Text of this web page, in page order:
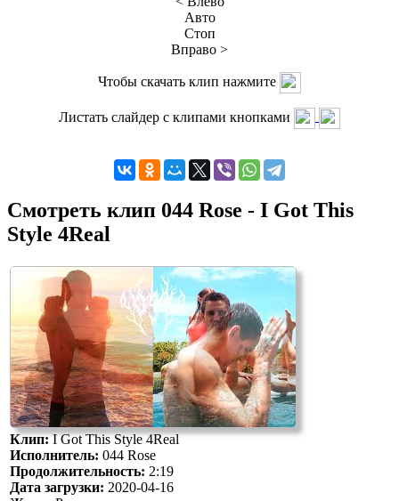
Авто
Стоп
Вправо >
Чтобы скачать клип нажмите
Листать слайдер с клипами кнопками
Смотреть клип 044 Rose - I Got This
Style 4Real
Клип:I Got This Style 4Real
Исполнитель: 044 Rose
Продолжительность: 2:19
Дата загрузки: 2020-04-16